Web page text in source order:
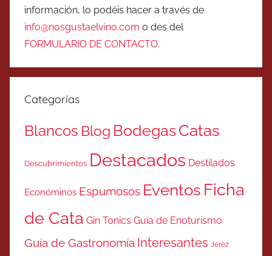
información, lo podéis hacer a través de
info@nosgustaelvino.com o des del
FORMULARIO DE CONTACTO.
Categorías
Blancos Blog BodegasCatas
Descubrimientos Destacados Destilados
Económinos Espumosos Eventos Ficha
de Cata Gin Tonics Guía de Enoturismo
Guía de Gastronomía Interesantes Jerez